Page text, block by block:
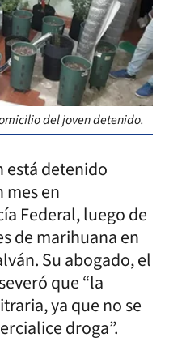
del joven detenido.
está detenido
mes en
Federal, luego de
de marihuana en
Su abogado, el
que “la
ya que no se
droga”.